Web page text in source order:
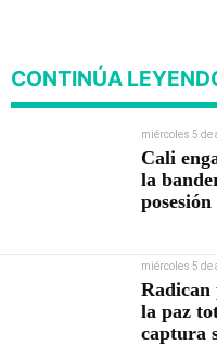
CONTINÚA
miércoles 5 de
Cali
la
miércoles 5 de
Radican
la paz
captura